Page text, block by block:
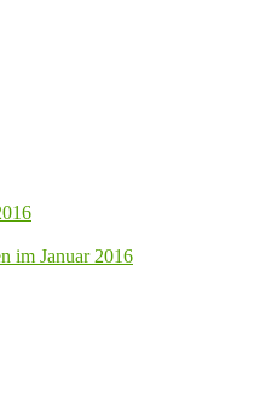
im Januar 2016